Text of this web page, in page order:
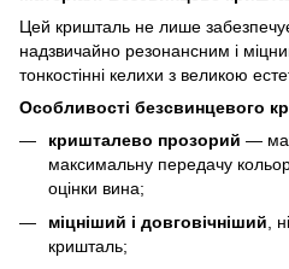
Цей кришталь не лише
надзвичайно резонансним і
тонкостінні келихи з великою
Особливості безсвинцевого
кришталево прозорий —
максимальну передачу
оцінки вина;
міцніший і довговічніший ,
кришталь;